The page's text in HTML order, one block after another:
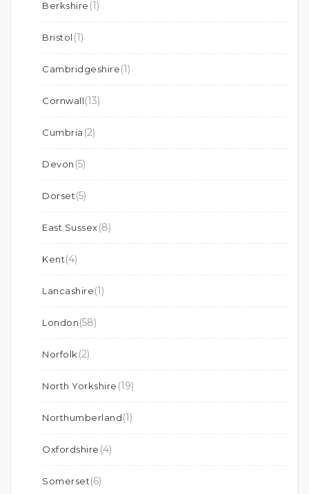
Berkshire (1)
Bristol (1)
Cambridgeshire(1)
Cornwall(13)
Cumbria (2)
Devon (5)
Dorset(5)
East Sussex(8)
Kent(4)
Lancashire(1)
London(58)
Norfolk (2)
North Yorkshire (19)
Northumberland(1)
Oxfordshire (4)
Somerset(6)